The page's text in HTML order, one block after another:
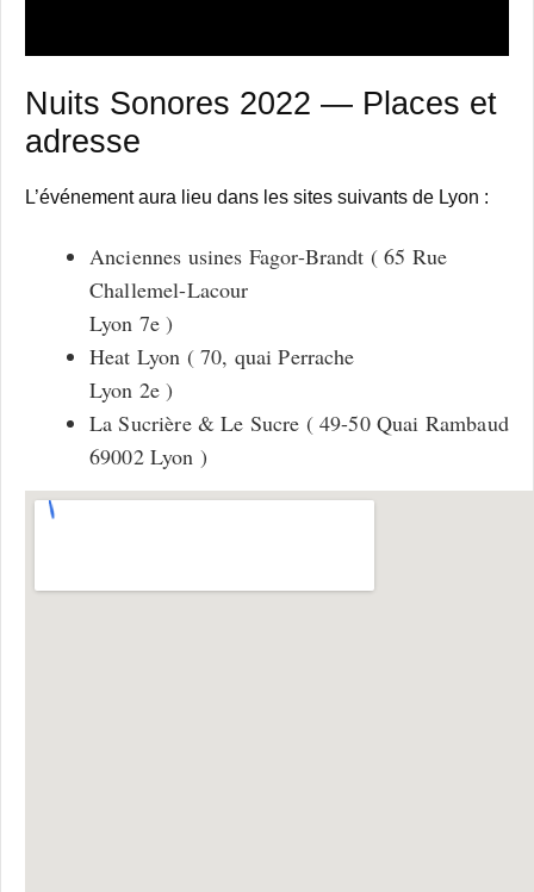
Nuits Sonores 2022 — Places et
adresse
L’événement aura lieu dans les sites suivants de Lyon :
Anciennes usines Fagor-Brandt ( 65 Rue
Challemel-Lacour
Lyon 7e )
Heat Lyon ( 70, quai Perrache
Lyon 2e )
La Sucrière & Le Sucre ( 49-50 Quai Rambaud
69002 Lyon )